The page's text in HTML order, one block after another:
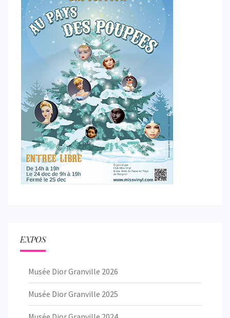
EXPOS
Musée Dior Granville 2026
Musée Dior Granville 2025